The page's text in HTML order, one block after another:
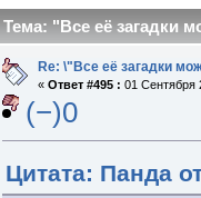
Тема: "Все её загадки
Re: \"Все её загадки
« Ответ #495 : 01 Сентября
(−)0
Цитата: Панда